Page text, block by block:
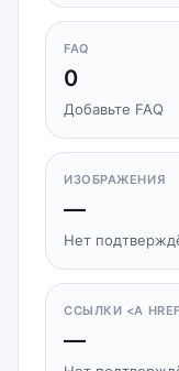
FAQ
0
Добавьте FAQ
ИЗОБРАЖЕНИЯ
—
Нет
ССЫЛКИ <A
—